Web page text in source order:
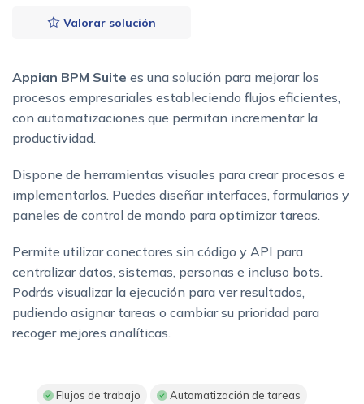
Valorar solución
Appian BPM Suite es una solución para mejorar los
procesos empresariales estableciendo flujos eficientes,
con automatizaciones que permitan incrementar la
productividad.
Dispone de herramientas visuales para crear procesos e
implementarlos. Puedes diseñar interfaces, formularios y
paneles de control de mando para optimizar tareas.
Permite utilizar conectores sin código y API para
centralizar datos, sistemas, personas e incluso bots.
Podrás visualizar la ejecución para ver resultados,
pudiendo asignar tareas o cambiar su prioridad para
recoger mejores analíticas.
Flujos de trabajo Automatización de tareas